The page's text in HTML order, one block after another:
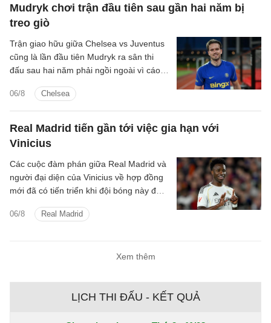
Mudryk chơi trận đầu tiên sau gần hai năm bị
treo giò
06/8 Chelsea
Trận giao hữu giữa Chelsea vs Juventus
cũng là lần đầu tiên Mudryk ra sân thi
đấu sau hai năm phải ngồi ngoài vì cáo
Real Madrid tiến gần tới việc gia hạn với
Vinicius
06/8 Real Madrid
Các cuộc đàm phán giữa Real Madrid và
người đại diện của Vinicius về hợp đồng
mới đã có tiến triển khi đội bóng này đưa
Xem thêm
LỊCH THI ĐẤU - KẾT QUẢ